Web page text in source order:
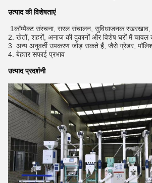
उत्पाद की विशेषताएं
1कॉम्पैक्ट संरचना, सरल संचालन, सुविधाजनक
2. खेतों, शहरों, अनाज की दुकानों और विशेष घरों में
3. अन्य अनुवर्ती उपकरण जोड़ सकते हैं, जैसे ग्रेडर,
4. बेहतर सफाई प्रभाव
उत्पाद प्रदर्शनी